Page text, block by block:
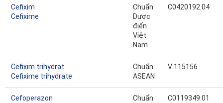
Cefixim
Cefixime
Chuẩn
Dược
điển
Việt
Nam
C0420192.04
Cefixim trihydrat
Cefixime trihydrate
Chuẩn
ASEAN
V 115156
Cefoperazon
Chuẩn
C0119349.01